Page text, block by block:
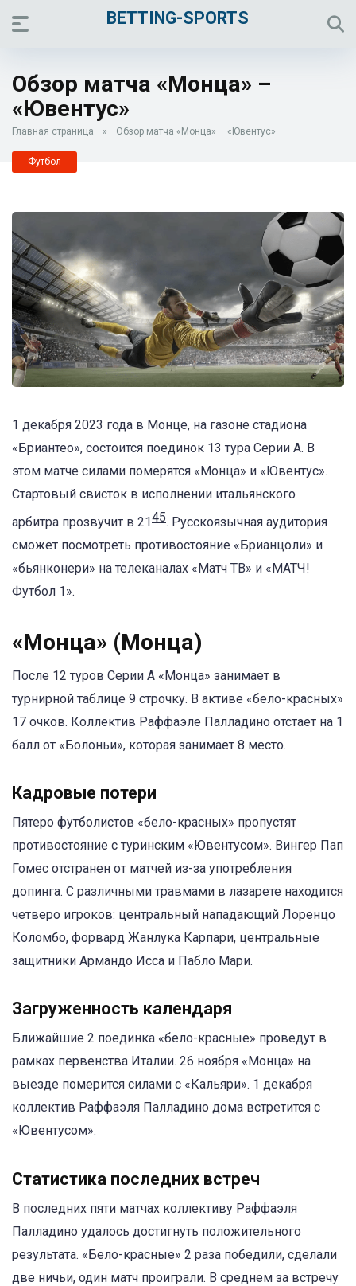
BETTING-SPORTS
Обзор матча «Монца» –
«Ювентус»
Главная страница » Обзор матча «Монца» – «Ювентус»
Футбол
1 декабря 2023 года в Монце, на газоне стадиона
«Бриантео», состоится поединок 13 тура Серии A. В
этом матче силами померятся «Монца» и «Ювентус».
Стартовый свисток в исполнении итальянского
арбитра прозвучит в 2145. Русскоязычная аудитория
сможет посмотреть противостояние «Брианцоли» и
«бьянконери» на телеканалах «Матч ТВ» и «МАТЧ!
Футбол 1».
«Монца» (Монца)
После 12 туров Серии A «Монца» занимает в
турнирной таблице 9 строчку. В активе «бело-красных»
17 очков. Коллектив Раффаэле Палладино отстает на 1
балл от «Болоньи», которая занимает 8 место.
Кадровые потери
Пятеро футболистов «бело-красных» пропустят
противостояние с туринским «Ювентусом». Вингер Пап
Гомес отстранен от матчей из-за употребления
допинга. С различными травмами в лазарете находится
четверо игроков: центральный нападающий Лоренцо
Коломбо, форвард Жанлука Карпари, центральные
защитники Армандо Исса и Пабло Мари.
Загруженность календаря
Ближайшие 2 поединка «бело-красные» проведут в
рамках первенства Италии. 26 ноября «Монца» на
выезде померится силами с «Кальяри». 1 декабря
коллектив Раффаэля Палладино дома встретится с
«Ювентусом».
Статистика последних встреч
В последних пяти матчах коллективу Раффаэля
Палладино удалось достигнуть положительного
результата. «Бело-красные» 2 раза победили, сделали
две ничьи, один матч проиграли. В среднем за встречу